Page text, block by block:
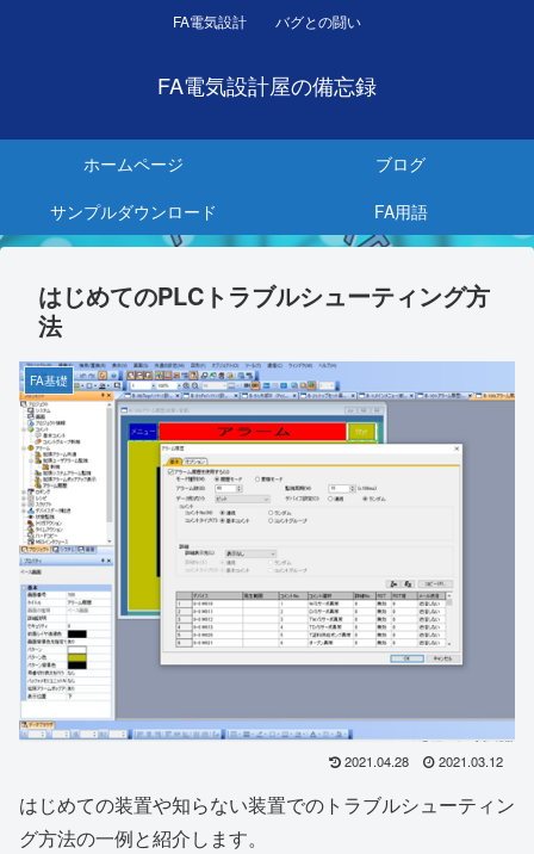
FA電気設計 バグとの闘い
FA電気設計屋の備忘録
ホームページ
ブログ
サンプルダウンロード
FA用語
はじめてのPLCトラブルシューティング方
法
FA基礎
2021.04.28 2021.03.12
はじめての装置や知らない装置でのトラブルシューティン
グ方法の一例と紹介します。